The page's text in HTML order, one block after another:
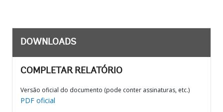
DOWNLOADS
COMPLETAR RELATÓRIO
Versão oficial do documento (pode conter assinaturas, etc.)
PDF oficial